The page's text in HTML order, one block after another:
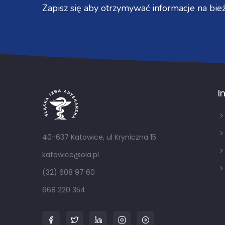
Zapisz się aby otrzymywać informacje na
40-637 Katowice, ul Kryniczna 15
katowice@oia.pl
(32) 608 97 60
668 220 354